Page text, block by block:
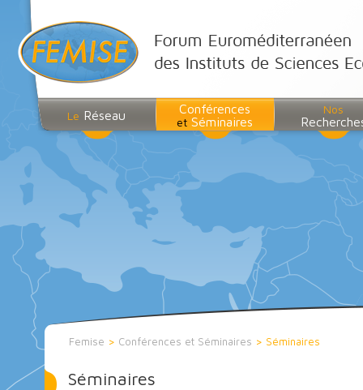
Le Réseau Conférences
et Séminaires
Nos
Femise > Conférences et Séminaires > Séminaires
Séminaires